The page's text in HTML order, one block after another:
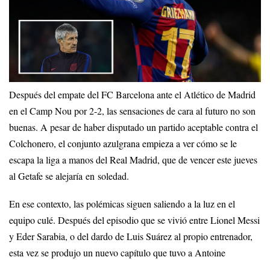
Después del empate del FC Barcelona ante el Atlético de Madrid
en el Camp Nou por 2-2, las sensaciones de cara al futuro no son
buenas. A pesar de haber disputado un partido aceptable contra el
Colchonero, el conjunto azulgrana empieza a ver cómo se le
escapa la liga a manos del Real Madrid, que de vencer este jueves
al Getafe se alejaría en soledad.
En ese contexto, las polémicas siguen saliendo a la luz en el
equipo culé. Después del episodio que se vivió entre Lionel Messi
y Eder Sarabia, o del dardo de Luis Suárez al propio entrenador,
esta vez se produjo un nuevo capítulo que tuvo a Antoine